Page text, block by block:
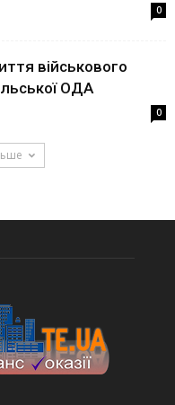
0
військового
ОДА
0